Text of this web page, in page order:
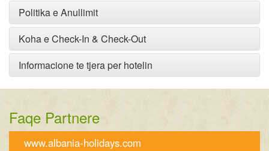
Politika e Anullimit
Koha e Check-In & Check-Out
Informacione te tjera per hotelin
Faqe Partnere
www.albania-holidays.com